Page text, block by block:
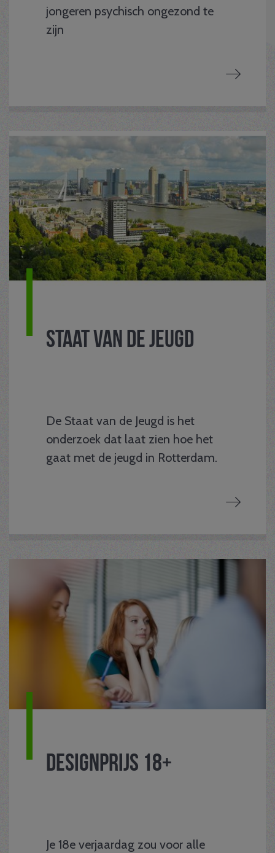
jongeren psychisch ongezond te
zijn
Staat van de Jeugd
De Staat van de Jeugd is het
onderzoek dat laat zien hoe het
gaat met de jeugd in Rotterdam.
Designprijs 18+
Je 18e verjaardag zou voor alle